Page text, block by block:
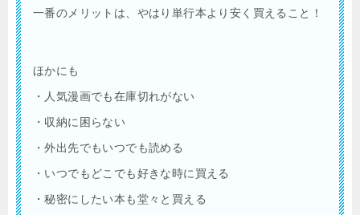
一番のメリットは、やはり単行本より安く買えること！
ほかにも
・人気漫画でも在庫切れがない
・収納に困らない
・外出先でもいつでも読める
・いつでもどこでも好きな時に買える
・秘密にしたい本も堂々と買える